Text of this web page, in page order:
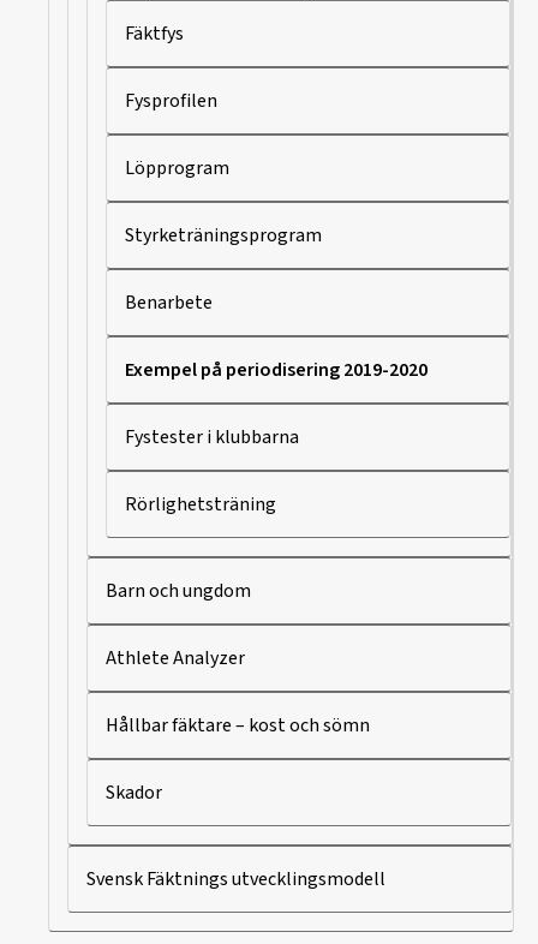
Fäktfys
Fysprofilen
Löpprogram
Styrketräningsprogram
Benarbete
Exempel på periodisering 2019-2020
Fystester i klubbarna
Rörlighetsträning
Barn och ungdom
Athlete Analyzer
Hållbar fäktare – kost och sömn
Skador
Svensk Fäktnings utvecklingsmodell